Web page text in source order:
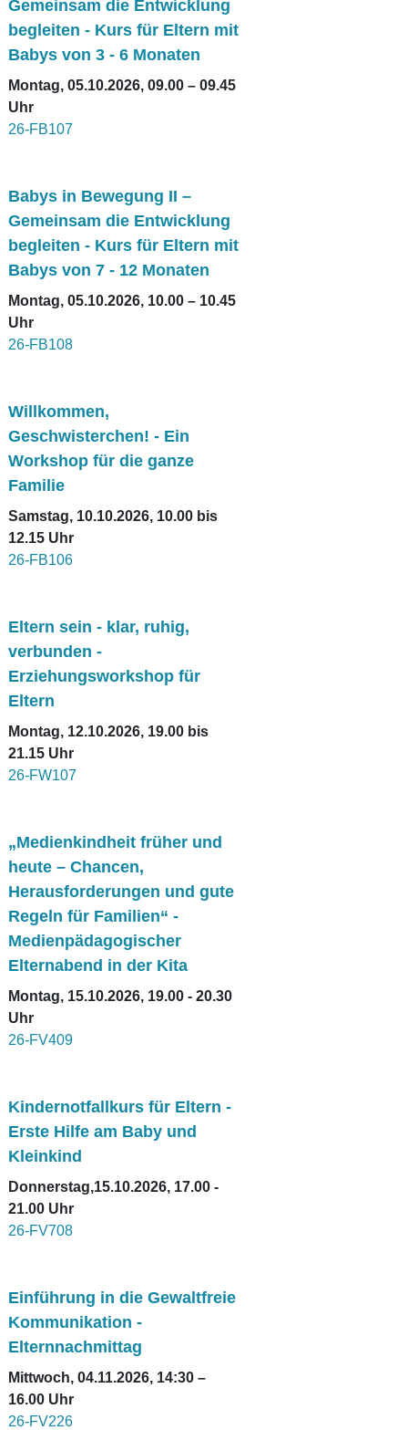
Gemeinsam die Entwicklung
begleiten - Kurs für Eltern mit
Babys von 3 - 6 Monaten
Montag, 05.10.2026, 09.00 – 09.45
Uhr
26-FB107
Babys in Bewegung II –
Gemeinsam die Entwicklung
begleiten - Kurs für Eltern mit
Babys von 7 - 12 Monaten
Montag, 05.10.2026, 10.00 – 10.45
Uhr
26-FB108
Willkommen,
Geschwisterchen! - Ein
Workshop für die ganze
Familie
Samstag, 10.10.2026, 10.00 bis
12.15 Uhr
26-FB106
Eltern sein - klar, ruhig,
verbunden -
Erziehungsworkshop für
Eltern
Montag, 12.10.2026, 19.00 bis
21.15 Uhr
26-FW107
„Medienkindheit früher und
heute – Chancen,
Herausforderungen und gute
Regeln für Familien“ -
Medienpädagogischer
Elternabend in der Kita
Montag, 15.10.2026, 19.00 - 20.30
Uhr
26-FV409
Kindernotfallkurs für Eltern -
Erste Hilfe am Baby und
Kleinkind
Donnerstag,15.10.2026, 17.00 -
21.00 Uhr
26-FV708
Einführung in die Gewaltfreie
Kommunikation -
Elternnachmittag
Mittwoch, 04.11.2026, 14:30 –
16.00 Uhr
26-FV226